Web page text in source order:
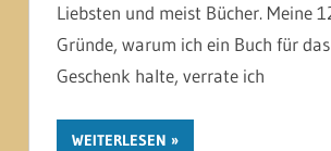
Liebsten und meist Bücher. Meine
Gründe, warum ich ein Buch für
Geschenk halte, verrate ich
WEITERLESEN